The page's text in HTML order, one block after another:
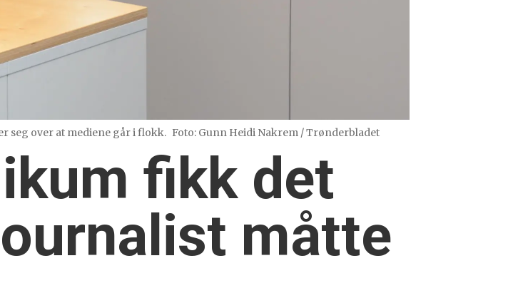
seg over at mediene går i flokk. Foto: Gunn Heidi Nakrem / Trønderbladet
fikk det
måtte